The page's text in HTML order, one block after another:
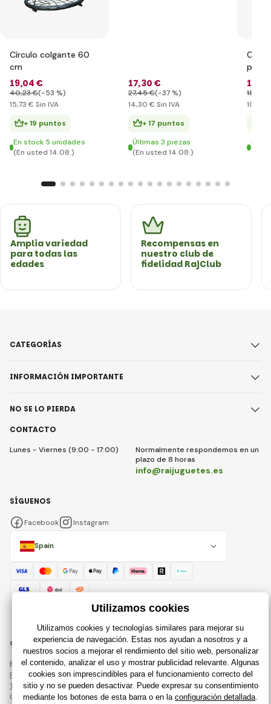
Círculo colgante 60
cm
19,04 €
40,23 €(-53 %)
15,73 € Sin IVA
+ 19 puntos
En stock 5 unidades
(En usted 14.08.)
17,30 €
27,45 €(-37 %)
14,30 € Sin IVA
+ 17 puntos
Últimas 3 piezas
(En usted 14.08.)
Caja
para
12
18
10
En
(En
Amplia variedad
para todas las
edades
Recompensas en
nuestro club de
fidelidad RajClub
CONTACTO
Lunes - Viernes (9:00 - 17:00)
Normalmente respondemos en un
plazo de 8 horas
info@raijuguetes.es
CATEGORÍAS
INFORMACIÓN IMPORTANTE
NO SE LO PIERDA
Spain
SÍGUENOS
Facebook Instagram
© 2018 - 2026 Raijuguetes.es, Todos los derechos reservados
Esta página está protegida por reCAPTCHA y se aplican
Política de privacidadcompañías de Google y su
Términos y condiciones
Creación de tiendas en línea eficientes desdeRIESENIA